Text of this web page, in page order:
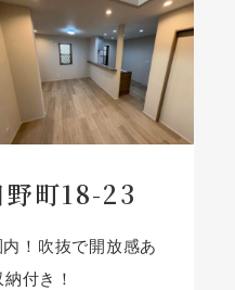
町18-23
内！吹抜で開放感あ
付き！